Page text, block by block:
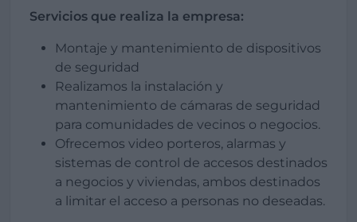
Servicios que realiza la empresa:
Montaje y mantenimiento de dispositivos
de seguridad
Realizamos la instalación y
mantenimiento de cámaras de seguridad
para comunidades de vecinos o negocios.
Ofrecemos video porteros, alarmas y
sistemas de control de accesos destinados
a negocios y viviendas, ambos destinados
a limitar el acceso a personas no deseadas.